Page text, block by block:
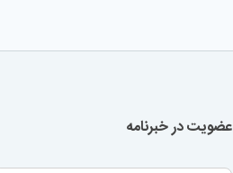
عضویت در خبرنامه